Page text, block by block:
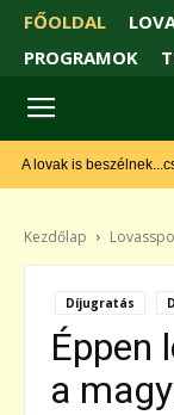
FŐOLDAL
PROGRAMOK
A lovak is
Kezdőlap
Díjugratás
Éppen
a